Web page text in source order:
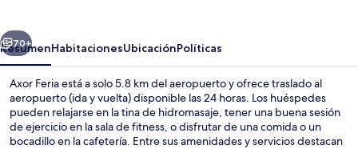
Siguiente
70+
ResumenHabitacionesUbicaciónPolíticas
Axor Feria está a solo 5.8 km del aeropuerto y ofrece traslado al
aeropuerto (ida y vuelta) disponible las 24 horas. Los huéspedes
pueden relajarse en la tina de hidromasaje, tener una buena sesión
de ejercicio en la sala de fitness, o disfrutar de una comida o un
bocadillo en la cafetería. Entre sus amenidades y servicios destacan